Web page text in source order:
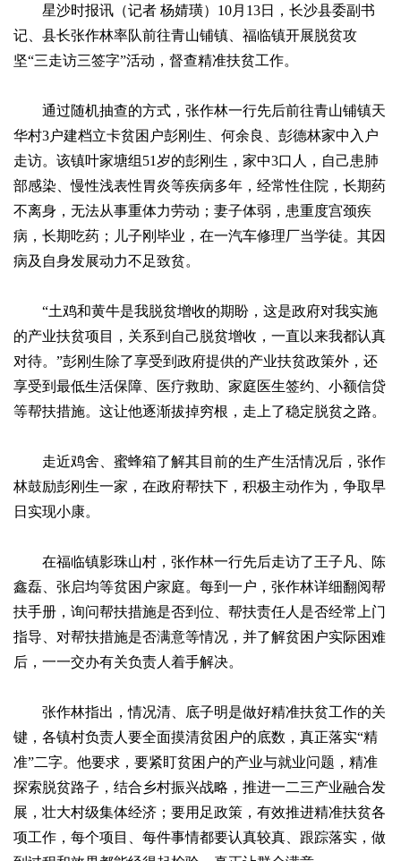
星沙时报讯（记者 杨婧璜）10月13日，长沙县委副书
记、县长张作林率队前往青山铺镇、福临镇开展脱贫攻
坚“三走访三签字”活动，督查精准扶贫工作。
通过随机抽查的方式，张作林一行先后前往青山铺镇天
华村3户建档立卡贫困户彭刚生、何余良、彭德林家中入户
走访。该镇叶家塘组51岁的彭刚生，家中3口人，自己患肺
部感染、慢性浅表性胃炎等疾病多年，经常性住院，长期药
不离身，无法从事重体力劳动；妻子体弱，患重度宫颈疾
病，长期吃药；儿子刚毕业，在一汽车修理厂当学徒。其因
病及自身发展动力不足致贫。
“土鸡和黄牛是我脱贫增收的期盼，这是政府对我实施
的产业扶贫项目，关系到自己脱贫增收，一直以来我都认真
对待。”彭刚生除了享受到政府提供的产业扶贫政策外，还
享受到最低生活保障、医疗救助、家庭医生签约、小额信贷
等帮扶措施。这让他逐渐拔掉穷根，走上了稳定脱贫之路。
走近鸡舍、蜜蜂箱了解其目前的生产生活情况后，张作
林鼓励彭刚生一家，在政府帮扶下，积极主动作为，争取早
日实现小康。
在福临镇影珠山村，张作林一行先后走访了王子凡、陈
鑫磊、张启均等贫困户家庭。每到一户，张作林详细翻阅帮
扶手册，询问帮扶措施是否到位、帮扶责任人是否经常上门
指导、对帮扶措施是否满意等情况，并了解贫困户实际困难
后，一一交办有关负责人着手解决。
张作林指出，情况清、底子明是做好精准扶贫工作的关
键，各镇村负责人要全面摸清贫困户的底数，真正落实“精
准”二字。他要求，要紧盯贫困户的产业与就业问题，精准
探索脱贫路子，结合乡村振兴战略，推进一二三产业融合发
展，壮大村级集体经济；要用足政策，有效推进精准扶贫各
项工作，每个项目、每件事情都要认真较真、跟踪落实，做